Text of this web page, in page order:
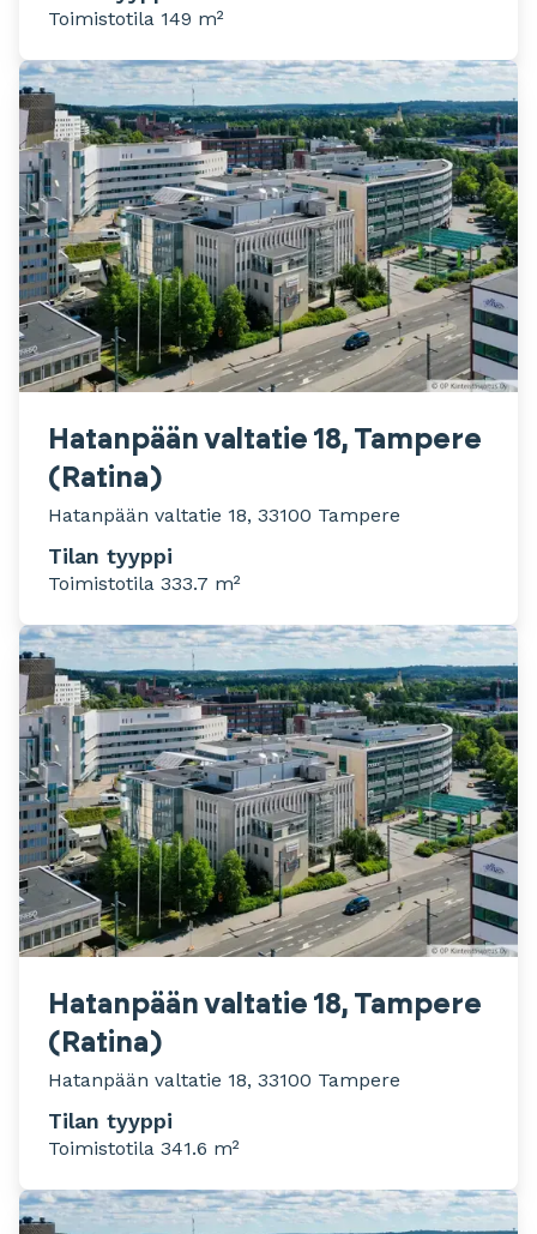
Toimistotila 149 m²
Hatanpään valtatie 18, Tampere
(Ratina)
Hatanpään valtatie 18, 33100 Tampere
Tilan tyyppi
Toimistotila 333.7 m²
Hatanpään valtatie 18, Tampere
(Ratina)
Hatanpään valtatie 18, 33100 Tampere
Tilan tyyppi
Toimistotila 341.6 m²